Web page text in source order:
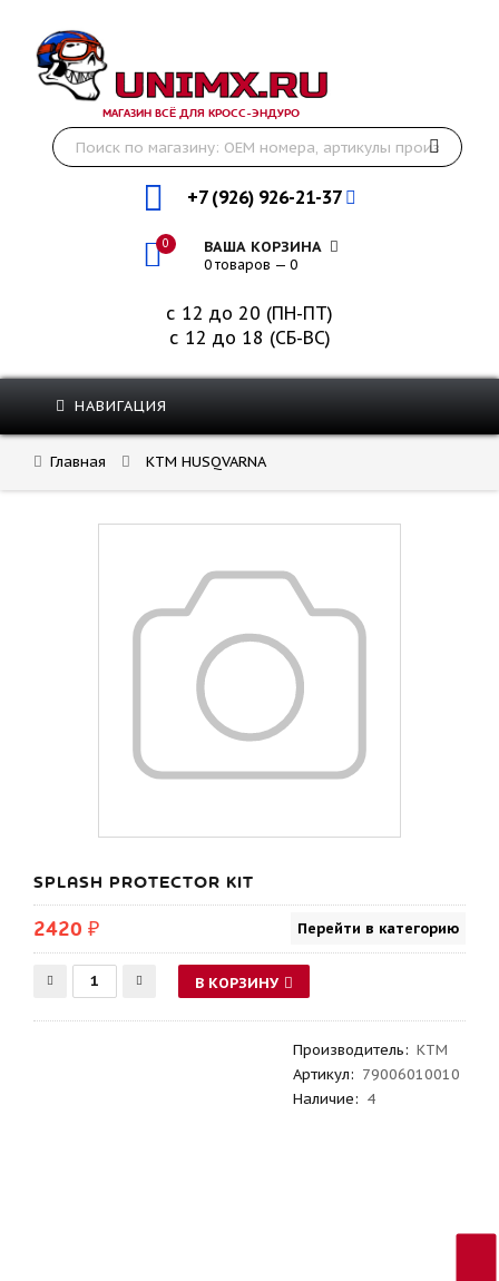
МАГАЗИН ВСЁ ДЛЯ КРОСС-ЭНДУРО
+7 (926) 926-21-37
0 ВАША КОРЗИНА
0 товаров — 0
с 12 до 20 (ПН-ПТ)
с 12 до 18 (СБ-ВС)
НАВИГАЦИЯ
Главная KTM HUSQVARNA
SPLASH PROTECTOR KIT
2420 ₽ Перейти в категорию
В КОРЗИНУ
Производитель: KTM
Артикул: 79006010010
Наличие: 4